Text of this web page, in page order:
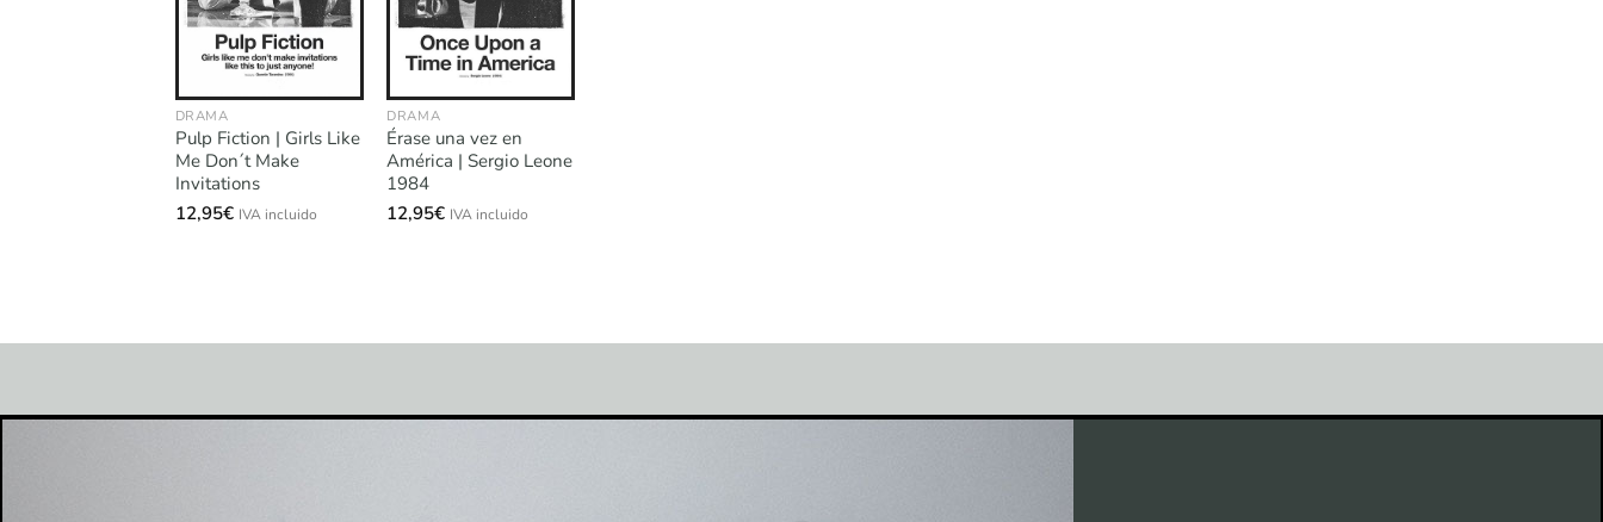
DRAMA
Pulp Fiction | Girls Like
Me Don´t Make
Invitations
12,95€ IVA incluido
DRAMA
Érase una vez en
América | Sergio Leone
1984
12,95€ IVA incluido